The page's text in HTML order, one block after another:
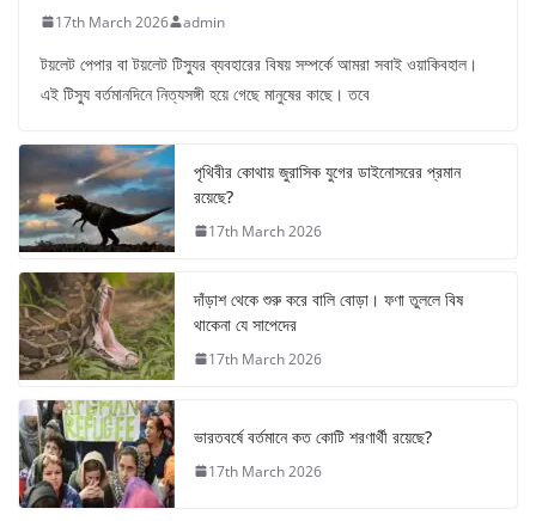
17th March 2026 admin
টয়লেট পেপার বা টয়লেট টিস্যুর ব্যবহারের বিষয় সম্পর্কে আমরা সবাই ওয়াকিবহাল।
এই টিস্যু বর্তমানদিনে নিত্যসঙ্গী হয়ে গেছে মানুষের কাছে। তবে
পৃথিবীর কোথায় জুরাসিক যুগের ডাইনোসরের প্রমান
রয়েছে?
17th March 2026
দাঁড়াশ থেকে শুরু করে বালি বোড়া। ফণা তুললে বিষ
থাকেনা যে সাপেদের
17th March 2026
ভারতবর্ষে বর্তমানে কত কোটি শরণার্থী রয়েছে?
17th March 2026